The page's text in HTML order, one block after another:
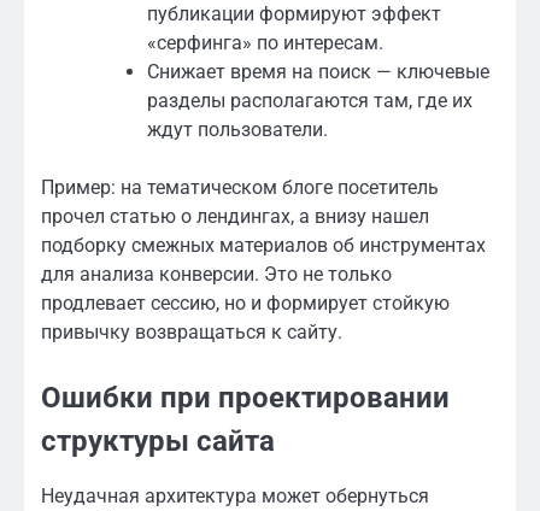
публикации формируют эффект
«серфинга» по интересам.
Снижает время на поиск — ключевые
разделы располагаются там, где их
ждут пользователи.
Пример: на тематическом блоге посетитель
прочел статью о лендингах, а внизу нашел
подборку смежных материалов об инструментах
для анализа конверсии. Это не только
продлевает сессию, но и формирует стойкую
привычку возвращаться к сайту.
Ошибки при проектировании
структуры сайта
Неудачная архитектура может обернуться